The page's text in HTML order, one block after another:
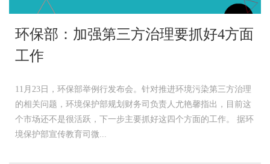
环保部：加强第三方治理要抓好4方面
工作
11月23日，环保部举例行发布会。针对推进环境污染第三方治理
的相关问题，环境保护部规划财务司负责人尤艳馨指出，目前这
个市场还不是很活跃，下一步主要抓好这四个方面的工作。 据环
境保护部宣传教育司微...